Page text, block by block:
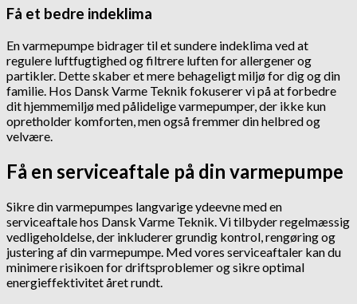
Få et bedre indeklima
En varmepumpe bidrager til et sundere indeklima ved at
regulere luftfugtighed og filtrere luften for allergener og
partikler. Dette skaber et mere behageligt miljø for dig og din
familie. Hos Dansk Varme Teknik fokuserer vi på at forbedre
dit hjemmemiljø med pålidelige varmepumper, der ikke kun
opretholder komforten, men også fremmer din helbred og
velvære.
Få en serviceaftale på din varmepumpe
Sikre din varmepumpes langvarige ydeevne med en
serviceaftale hos Dansk Varme Teknik. Vi tilbyder regelmæssig
vedligeholdelse, der inkluderer grundig kontrol, rengøring og
justering af din varmepumpe. Med vores serviceaftaler kan du
minimere risikoen for driftsproblemer og sikre optimal
energieffektivitet året rundt.